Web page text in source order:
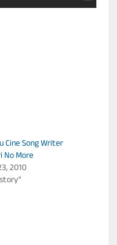
Cine Song Writer
No More
2010